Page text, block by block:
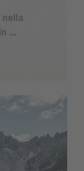
...